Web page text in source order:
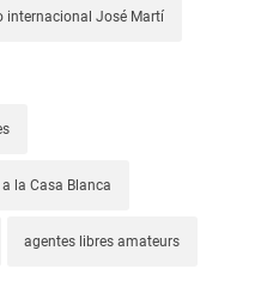
internacional José Martí
la Casa Blanca
agentes libres amateurs